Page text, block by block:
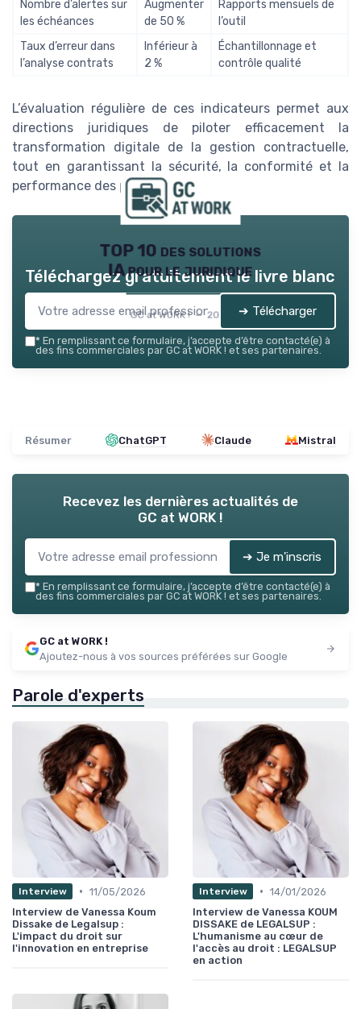
Nombre d’alertes sur
les échéances
Augmenter
de 50 %
Rapports mensuels de
l’outil
Taux d’erreur dans
l’analyse contrats
Inférieur à
2 %
Échantillonnage et
contrôle qualité
L’évaluation régulière de ces indicateurs permet aux
directions juridiques de piloter efficacement la
transformation digitale de la gestion contractuelle,
tout en garantissant la sécurité, la conformité et la
performance des processus internes.
TOP 10 des solutions
IA pour le juridique
GC at WORK ! — 2026
Téléchargez gratuitement le livre blanc
➔ Télécharger
* En remplissant ce formulaire, j’accepte d’être contacté(e) à
des fins commerciales par GC at WORK ! et ses partenaires.
Résumer ChatGPT Claude Mistral
Recevez les dernières actualités de
GC at WORK !
➔ Je m'inscris
* En remplissant ce formulaire, j’accepte d’être contacté(e) à
des fins commerciales par GC at WORK ! et ses partenaires.
GC at WORK !
Ajoutez-nous à vos sources préférées sur Google
Parole d'experts
Interview • 11/05/2026
Interview de Vanessa Koum
Dissake de Legalsup :
L'impact du droit sur
l'innovation en entreprise
Interview • 14/01/2026
Interview de Vanessa KOUM
DISSAKE de LEGALSUP :
L'humanisme au cœur de
l'accès au droit : LEGALSUP
en action